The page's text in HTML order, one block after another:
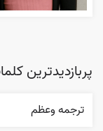
پربازدیدترین
ترجمه وعظم